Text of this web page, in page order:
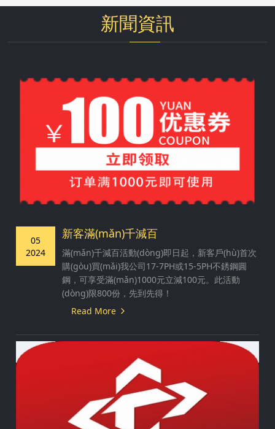
高溫合金、耐
(gòu)鋼等，
(lèi)型有圓鋼
(lèi)、臺(tái)
階軸類(lèi)、
(huán)類
(lèi)件等。
(chǎn)不銹鋼
精光棒的主要
設(shè)備，
(jī)可以生產
亮圓棒。
(zhǎng)度定
尺切割交貨。
(jī)，可用于
鋼板。客戶
快、精度高。
新聞資訊
05
2024
新客滿(mǎn)千減百
滿(mǎn)千減百活動(dòng)即日起，新客戶(hù)首次
購(gòu)買(mǎi)我公司17-7PH或15-5PH不銹鋼圓
鋼，可享受滿(mǎn)1000元立減100元。此活動
(dòng)限800份，先到先得！
Read More